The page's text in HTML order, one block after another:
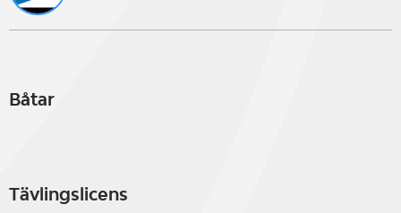
Båtar
Tävlingslicens